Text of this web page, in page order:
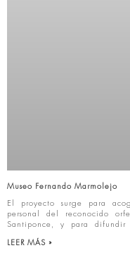
Museo Fernando Marmolejo
El proyecto surge para
personal del reconocido
Santiponce, y para
LEER MÁS »